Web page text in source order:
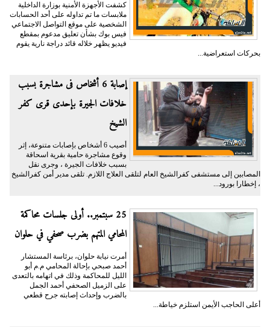
كشفت الأجهزة الأمنية بوزارة الداخلية
ملابسات ما تم تداوله على أحد الحسابات
الشخصية على موقع التواصل الاجتماعي
فيس بوك بشأن تعليق مدعوم بمقطع
فيديو يظهر خلاله قائد دراجة نارية يقوم
بحركات استعراضية...
إصابة 6 أشخاص فى مشاجرة بسبب
خلافات الجيرة بإحدى قرى كفر
الشيخ
أصيب 6 أشخاص بإصابات متنوعة، إثر
وقوع مشاجرة حامية بقرية اسحاقة
بسبب خلافات الجيرة ، وجرى نقل
المصابين إلى مستشفى كفرالشيخ العام لتلقى العلاج اللازم. تلقى مدير أمن كفرالشيخ
، إخطارا بورود...
25 سبتمبر.. أولى جلسات محاكمة
المحامي المتهم بضرب صحفي في حلوان
أمرت نيابة حلوان، برئاسة المستشار
أحمد صبحي بإحالة المحامي م.م أبو
الليل للمحاكمة وذلك في اتهامه بالتعدى
على الزميل الصحفي أحمد الجمل
بالضرب وإحداث إصابته جرح قطعي
أعلى الحاجب الأيمن استلزم خياطة...